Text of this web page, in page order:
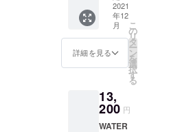
術縫製
地とし
て知ら
阜、
「レ
ワッペ
ン」は
群馬県
桐生市
アー
ティス
トの方
も「日
本発信
ラン
ド」と
してご
できな
い希少
性の高
ボ商品
です。
※こちら
はホワ
イトス
ウェッ
手に入
らない
商品で
す。冬
フェス
賞まで
ファッ
定コラ
ボス
ウェッ
ト。
ジャズ
が撮影
した
ジャズ
の帝王
イル
ス・
ディ
ヴィス
BIRTH
OF
COOL
題：
クール
の誕
生）』
2021
年12
月
詳細を見る
こ
の
リ
タ
ー
ン
を
選
択
す
る
13,
200 円
WATER